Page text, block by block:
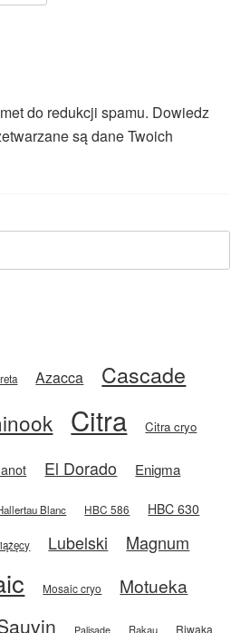
do redukcji spamu. Dowiedz
są dane Twoich
Azacca Cascade
Citra Citra cryo
El Dorado Enigma
Blanc HBC 586 HBC 630
Lubelski
Magnum
Mosaic cryo Motueka
Palisade Rakau Riwaka